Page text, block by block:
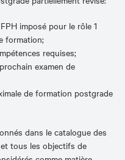
imposé pour le rôle 1
formation;
requises;
examen de
de formation postgrade
dans le catalogue des
tous les objectifs de